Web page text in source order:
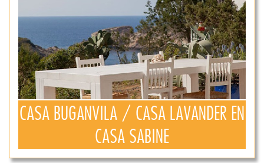
CASA BUGANVILA / CASA LAVANDER EN
CASA SABINE